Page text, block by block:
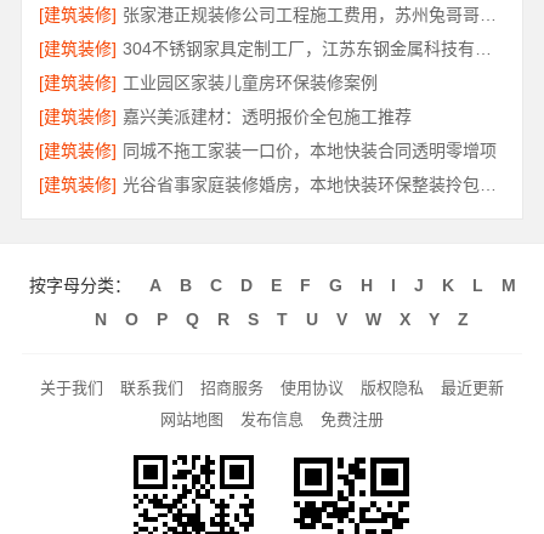
[建筑装修]
张家港正规装修公司工程施工费用，苏州兔哥哥智装新材料有限公司全包透明报价
[建筑装修]
[建筑装修] 工业园区家装儿童房环保装修案例
[建筑装修] 嘉兴美派建材：透明报价全包施工推荐
[建筑装修] 同城不拖工家装一口价，本地快装合同透明零增项
[建筑装修]
按字母分类： A B C D E F G H I J K L
M
N
O P Q R S T U V W X Y Z
关于我们 联系我们 招商服务 使用协议 版权隐私
最近更新
网站地图
发布信息 免费注册